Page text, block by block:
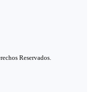
Reservados.